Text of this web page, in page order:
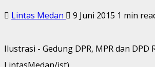
Lintas Medan 9 Juni 2015 1 min
Ilustrasi - Gedung DPR, MPR dan DPD